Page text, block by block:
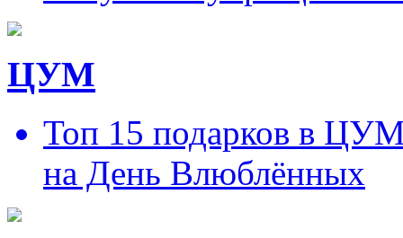
ЦУМ
Топ 15 подарков в
на День Влюблённых